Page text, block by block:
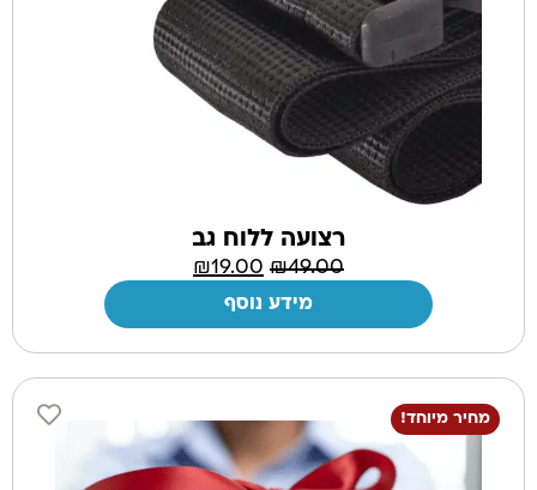
רצועה ללוח גב
₪49.00
₪19.00
מידע נוסף
מחיר מיוחד!